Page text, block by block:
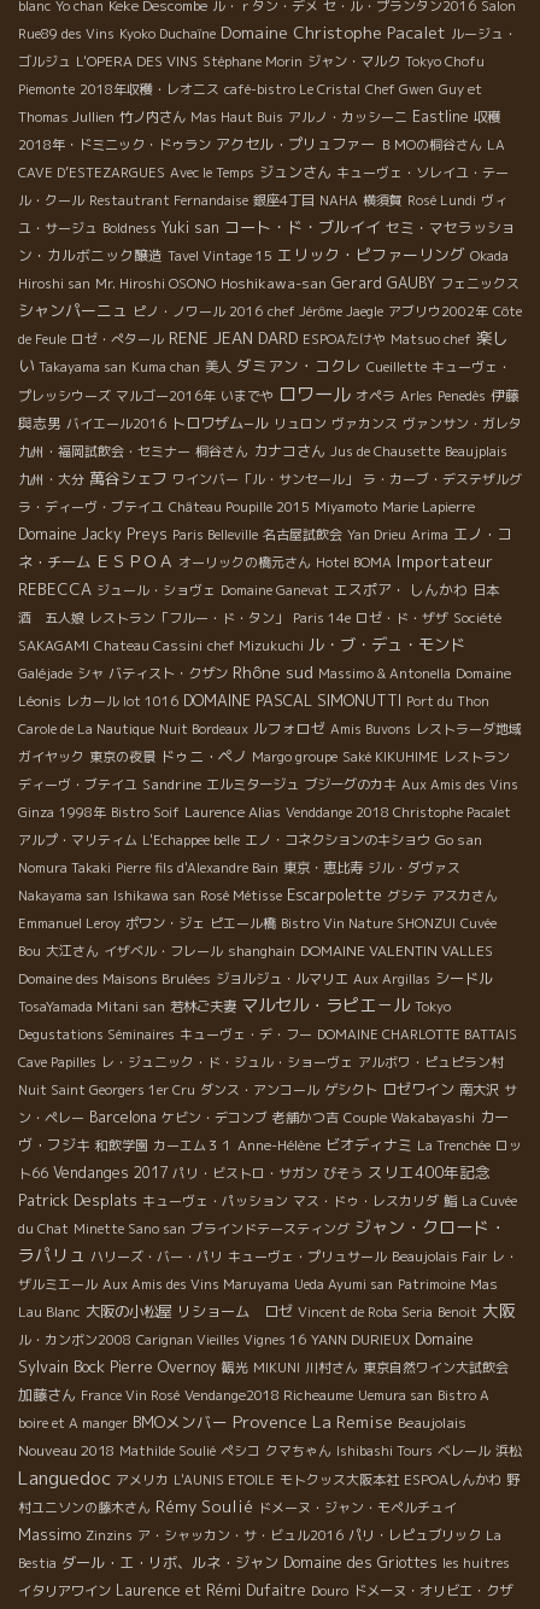
blanc Yo chan Keke Descombe ル・ｒタン・デメ セ・ル・プランタン2016 Salon
Rue89 des Vins Kyoko Duchaîne Domaine Christophe Pacalet ルージュ・
ゴルジュ L'OPERA DES VINS Stéphane Morin ジャン・マルク Tokyo Chofu
Piemonte 2018年収穫・レオニス café-bistro Le Cristal Chef Gwen Guy et
Thomas Jullien 竹ノ内さん Mas Haut Buis アルノ・カッシーニ Eastline 収穫
2018年・ドミニック・ドゥラン アクセル・プリュファー ＢＭОの桐谷さん LA
CAVE D’ESTEZARGUES Avec le Temps ジュンさん キューヴェ・ソレイユ・テー
ル・クール Restautrant Fernandaise 銀座4丁目 NAHA 横須賀 Rosé Lundi ヴィ
ユ・サージュ Boldness Yuki san コート・ド・ブルイイ セミ・マセラッショ
ン・カルボニック醸造 Tavel Vintage 15 エリック・ピファーリング Okada
Hiroshi san Mr. Hiroshi OSONO Hoshikawa-san Gerard GAUBY フェニックス
シャンパーニュ ピノ・ノワール 2016 chef Jérôme Jaegle アブリウ2002年 Côte
de Feule ロゼ・ぺタール RENE JEAN DARD ESPOAたけや Matsuo chef 楽し
い Takayama san Kuma chan 美人 ダミアン・コクレ Cueillette キューヴェ・
プレッシウーズ マルゴー2016年 いまでや ロワール オペラ Arles Penedès 伊藤
與志男 バイエール2016 トロワザム−ル リュロン ヴァカンス ヴァンサン・ガレタ
九州・福岡試飲会・セミナー 桐谷さん カナコさん Jus de Chausette Beaujplais
九州・大分 萬谷シェフ ワインバー「ル・サンセール」
ラ・カーブ・デステザルグ
ラ・ディーヴ・ブテイユ Château Poupille 2015 Miyamoto Marie Lapierre
Domaine Jacky Preys Paris Belleville 名古屋試飲会 Yan Drieu Arima エノ・コ
ネ・チーム ＥＳＰＯＡ オーリックの橋元さん Hotel BOMA Importateur
REBECCA ジュール・ショヴェ Domaine Ganevat エスポア・ しんかわ 日本
酒 五人娘 レストラン「フルー・ド・タン」 Paris 14e ロゼ・ド・ザザ Société
SAKAGAMI Chateau Cassini chef Mizukuchi ル・ブ・デュ・モンド
Galéjade シャ バティスト・クザン Rhône sud Massimo & Antonella Domaine
Léonis レカール lot 1016 DOMAINE PASCAL SIMONUTTI Port du Thon
Carole de La Nautique Nuit Bordeaux ルフォロゼ Amis Buvons レストラーダ地域
ガイヤック 東京の夜景 ドゥニ・ペノ Margo groupe Saké KIKUHIME レストラン
ディーヴ・ブテイユ Sandrine エルミタージュ ブジーグのカキ Aux Amis des Vins
Ginza 1998年 Bistro Soif Laurence Alias Venddange 2018 Christophe Pacalet
アルプ・マリティム L'Echappee belle エノ・コネクションのキショウ Go san
Nomura Takaki Pierre fils d'Alexandre Bain 東京・恵比寿 ジル・ダヴァス
Nakayama san Ishikawa san Rosé Métisse Escarpolette グシテ アスカさん
Emmanuel Leroy ポワン・ジェ ピエール橋 Bistro Vin Nature SHONZUI Cuvée
Bou 大江さん イザベル・フレール shanghain DOMAINE VALENTIN VALLES
Domaine des Maisons Brulées ジョルジュ・ルマリエ Aux Argillas シードル
TosaYamada Mitani san 若林ご夫妻 マルセル・ラピエ－ル Tokyo
Degustations Séminaires キューヴェ・デ・フー DOMAINE CHARLOTTE BATTAIS
Cave Papilles レ・ジュニック・ド・ジュル・ショーヴェ アルボワ・ピュピラン村
Nuit Saint Georgers 1er Cru ダンス・アンコール ゲシクト ロゼワイン 南大沢 サ
ン・ペレー Barcelona ケビン・デコンブ 老舗かつ吉 Couple Wakabayashi カー
ヴ・フジキ 和飲学園 カーエム３１ Anne-Hélène ビオディナミ La Trenchée ロッ
ト66 Vendanges 2017 パリ・ビストロ・サガン びそう スリエ400年記念
Patrick Desplats キューヴェ・パッション マス・ドゥ・レスカリダ 鮨 La Cuvée
du Chat Minette Sano san ブラインドテースティング ジャン・クロード・
ラパリュ ハリーズ・バー・パリ キューヴェ・プリュサール Beaujolais Fair レ・
ザルミエール Aux Amis des Vins Maruyama Ueda Ayumi san Patrimoine Mas
Lau Blanc 大阪の小松屋 リショーム ロゼ Vincent de Roba Seria Benoit 大阪
ル・カンボン2008 Carignan Vieilles Vignes 16 YANN DURIEUX Domaine
Sylvain Bock Pierre Overnoy 観光 MIKUNI 川村さん 東京自然ワイン大試飲会
加藤さん France Vin Rosé Vendange2018 Richeaume Uemura san Bistro A
boire et A manger BMOメンバー Provence La Remise Beaujolais
Nouveau 2018 Mathilde Soulié ペシコ クマちゃん Ishibashi Tours ベレール 浜松
Languedoc アメリカ L'AUNIS ETOILE モトクッス大阪本社 ESPOAしんかわ 野
村ユニソンの藤木さん Rémy Soulié ドメーヌ・ジャン・モペルチュイ
Massimo Zinzins ア・シャッカン・サ・ビュル2016 パリ・レピュブリック La
Bestia ダール・エ・リボ、ルネ・ジャン Domaine des Griottes les huitres
イタリアワイン Laurence et Rémi Dufaitre Douro ドメーヌ・オリビエ・クザ